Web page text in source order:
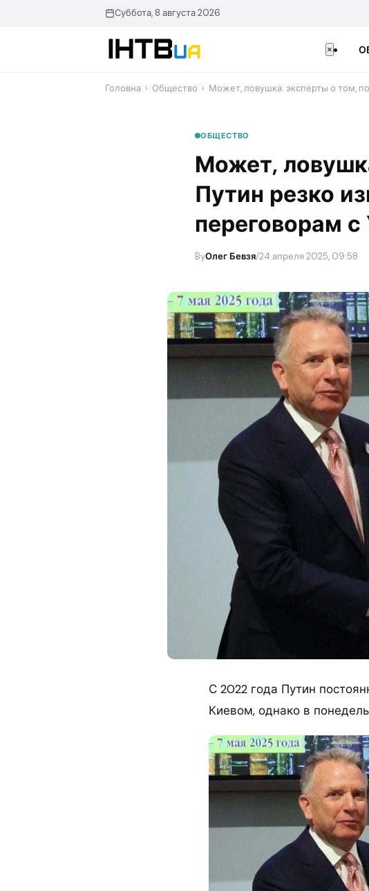
Суббота, 8 августа 2026
×
Головна › Общество › ​Может, ловушка: эксперты о том,
ОБЩЕСТВО
​Может,
Путин резко
переговорам
ByОлег Бевзя/24 апреля 2025, 09:58
С 2022 года Путин
Киевом, однако в